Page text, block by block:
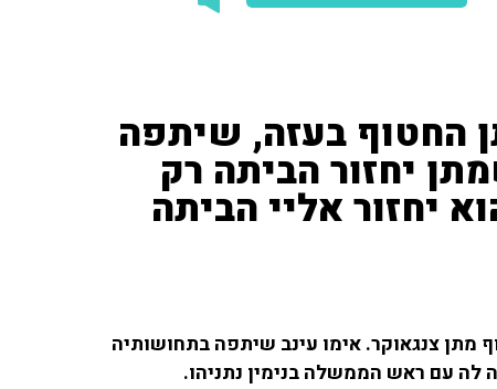
החטוף בעזה, שיתפה
יחזור הביתה רק
יחזור אליי הביתה
צנגאוקר. אימו עינב שיתפה בתחושותיה